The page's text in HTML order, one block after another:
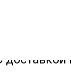
доставкой